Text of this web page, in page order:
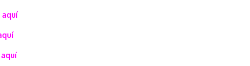
aquí